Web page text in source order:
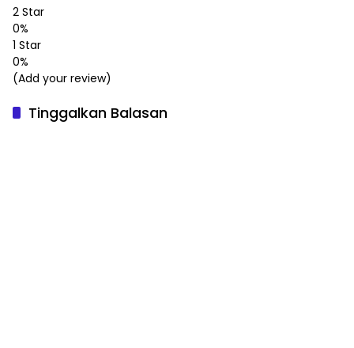
2 Star
0%
1 Star
0%
(Add your review)
Tinggalkan Balasan